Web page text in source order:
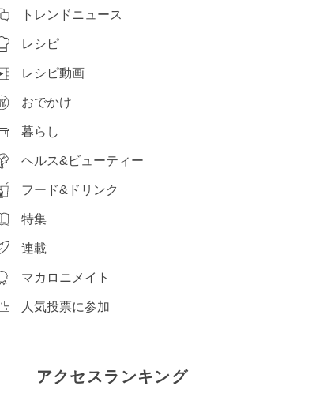
トレンドニュース
レシピ
レシピ動画
おでかけ
暮らし
ヘルス&ビューティー
フード&ドリンク
特集
連載
マカロニメイト
人気投票に参加
アクセスランキング